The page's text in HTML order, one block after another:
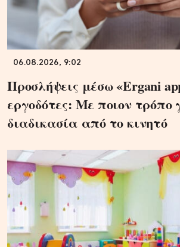
06.08.2026, 9:02
Προσλήψεις μέσω «Ergani
εργοδότες: Με ποιον τρόπο
διαδικασία από το κινητό